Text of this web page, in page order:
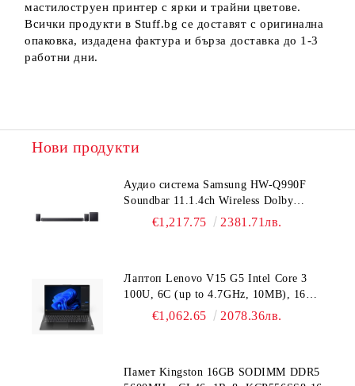
мастилоструен принтер с ярки и трайни цветове.
Всички продукти в Stuff.bg се доставят с оригинална
опаковка, издадена фактура и бърза доставка до 1-3
работни дни.
Нови продукти
Аудио система Samsung HW-Q990F
Soundbar 11.1.4ch Wireless Dolby
Atmos Model 2025 Black
€1,217.75 2381.71лв.
Лаптоп Lenovo V15 G5 Intel Core 3
100U, 6C (up to 4.7GHz, 10MB), 16GB
DDR5-5200, 512GB SSD, 15.6" FHD
€1,062.65 2078.36лв.
Памет Kingston 16GB SODIMM DDR5